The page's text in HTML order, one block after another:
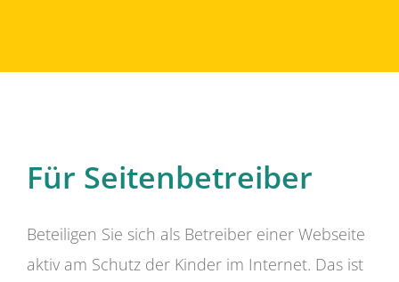
Für Seitenbetreiber
Beteiligen Sie sich als Betreiber einer Webseite
aktiv am Schutz der Kinder im Internet. Das ist